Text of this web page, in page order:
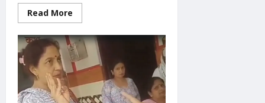
Read More
more
निवाड़ी
थाना
क्षेत्र
में
भीषण
हादसा,
बोलेरो